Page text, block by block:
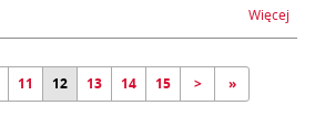
Więcej
11 12 13 14 15 > »